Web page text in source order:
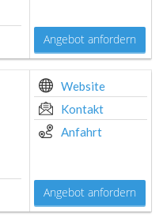
Angebot anfordern
Website
Kontakt
Anfahrt
Angebot anfordern